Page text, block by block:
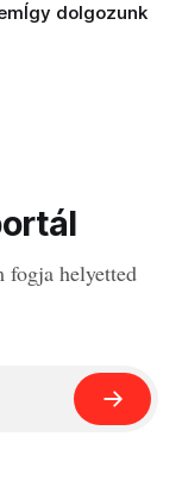
Így dolgozunk
fogja helyetted